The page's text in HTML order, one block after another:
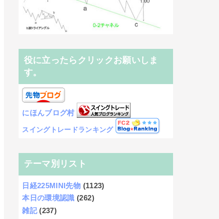
役に立ったらクリックお願いしま
す。
にほんブログ村
スイングトレードランキング
テーマ別リスト
日経225MINI先物 (1123)
本日の環境認識 (262)
雑記 (237)